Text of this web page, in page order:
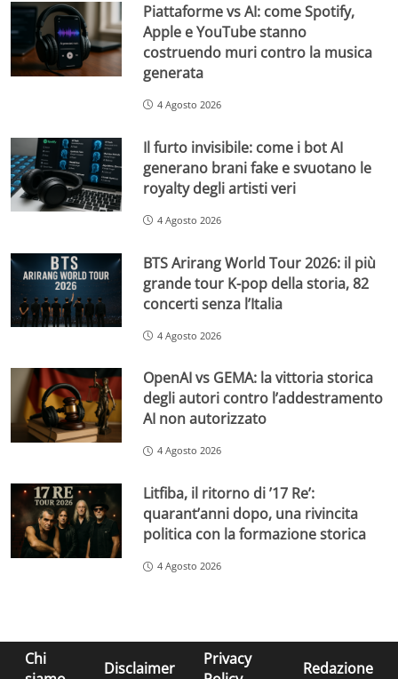
Piattaforme vs AI: come Spotify,
Apple e YouTube stanno
costruendo muri contro la musica
generata
4 Agosto 2026
Il furto invisibile: come i bot AI
generano brani fake e svuotano le
royalty degli artisti veri
4 Agosto 2026
BTS Arirang World Tour 2026: il più
grande tour K-pop della storia, 82
concerti senza l’Italia
4 Agosto 2026
OpenAI vs GEMA: la vittoria storica
degli autori contro l’addestramento
AI non autorizzato
4 Agosto 2026
Litfiba, il ritorno di ’17 Re’:
quarant’anni dopo, una rivincita
politica con la formazione storica
4 Agosto 2026
Chi
Disclaimer
Privacy
Redazione